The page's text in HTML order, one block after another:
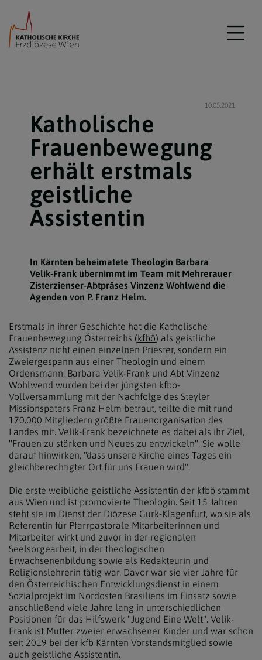
10.05.2021
Katholische
Frauenbewegung
erhält erstmals
geistliche
Assistentin
In Kärnten beheimatete Theologin Barbara
Velik-Frank übernimmt im Team mit Mehrerauer
Zisterzienser-Abtpräses Vinzenz Wohlwend die
Agenden von P. Franz Helm.
Erstmals in ihrer Geschichte hat die Katholische
Frauenbewegung Österreichs (kfbö) als geistliche
Assistenz nicht einen einzelnen Priester, sondern ein
Zweiergespann aus einer Theologin und einem
Ordensmann: Barbara Velik-Frank und Abt Vinzenz
Wohlwend wurden bei der jüngsten kfbö-
Vollversammlung mit der Nachfolge des Steyler
Missionspaters Franz Helm betraut, teilte die mit rund
170.000 Mitgliedern größte Frauenorganisation des
Landes mit. Velik-Frank bezeichnete es dabei als ihr Ziel,
"Frauen zu stärken und Neues zu entwickeln". Sie wolle
darauf hinwirken, "dass unsere Kirche eines Tages ein
gleichberechtigter Ort für uns Frauen wird".
Die erste weibliche geistliche Assistentin der kfbö stammt
aus Wien und ist promovierte Theologin. Seit 15 Jahren
steht sie im Dienst der Diözese Gurk-Klagenfurt, wo sie als
Referentin für Pfarrpastorale Mitarbeiterinnen und
Mitarbeiter wirkt und zuvor in der regionalen
Seelsorgearbeit, in der theologischen
Erwachsenenbildung sowie als Redakteurin und
Religionslehrerin tätig war. Davor war sie vier Jahre für
den Österreichischen Entwicklungsdienst in einem
Sozialprojekt im Nordosten Brasiliens im Einsatz sowie
anschließend viele Jahre lang in unterschiedlichen
Positionen für das Hilfswerk "Jugend Eine Welt". Velik-
Frank ist Mutter zweier erwachsener Kinder und war schon
seit 2019 bei der kfb Kärnten Vorstandsmitglied sowie
auch geistliche Assistentin.